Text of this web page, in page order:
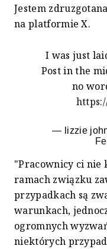
Jestem
na platformie X.
I was just
Post in the
no
— lizzie
"Pracownicy ci nie
ramach związku
przypadkach są
warunkach,
ogromnych
niektórych